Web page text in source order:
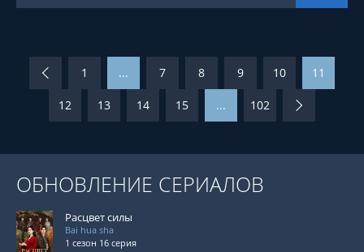
1 ... 7 8 9 10 11
12 13 14 15 ... 102
ОБНОВЛЕНИЕ СЕРИАЛОВ
Расцвет силы
Bai hua sha
1 сезон 16 серия